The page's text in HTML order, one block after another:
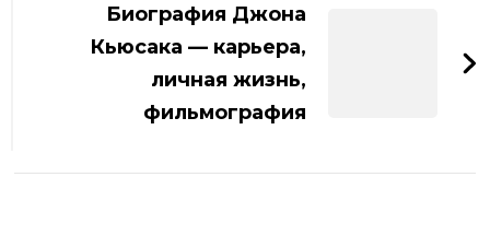
Биография Джона
Кьюсака — карьера,
личная жизнь,
фильмография